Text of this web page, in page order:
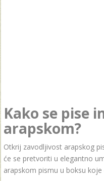
Kako se pise
arapskom?
Otkrij zavodljivost arapskog
će se pretvoriti u elegantno
arapskom pismu u boksu